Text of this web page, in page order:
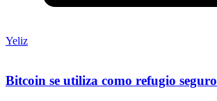
Yeliz
Bitcoin se utiliza como refugio seguro